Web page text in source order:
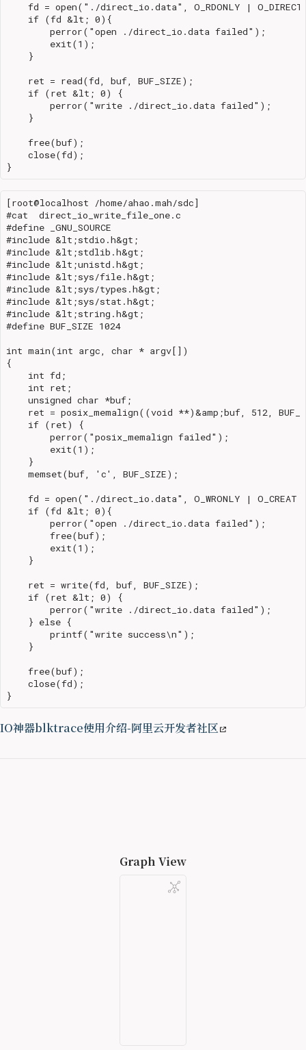
fd = open("./direct_io.data", O_RDONLY |
    if (fd &lt; 0){
        perror("open ./direct_io.data failed");
        exit(1);
    }
    ret = read(fd, buf, BUF_SIZE);
    if (ret &lt; 0) {
        perror("write ./direct_io.data failed");
    }
    free(buf);
    close(fd);
[root@localhost /home/ahao.mah/sdc]
#cat  direct_io_write_file_one.c
#define _GNU_SOURCE
#include &lt;stdio.h&gt;
#include &lt;stdlib.h&gt;
#include &lt;unistd.h&gt;
#include &lt;sys/file.h&gt;
#include &lt;sys/types.h&gt;
#include &lt;sys/stat.h&gt;
#include &lt;string.h&gt;
#define BUF_SIZE 1024
int main(int argc, char * argv[])
{
    int fd;
    int ret;
    unsigned char *buf;
ret = posix_memalign((void **)&amp;buf, 512,
    if (ret) {
        perror("posix_memalign failed");
        exit(1);
    }
    memset(buf, 'c', BUF_SIZE);
fd = open("./direct_io.data", O_WRONLY | O_CREAT
    if (fd &lt; 0){
        perror("open ./direct_io.data failed");
        free(buf);
        exit(1);
    }
    ret = write(fd, buf, BUF_SIZE);
    if (ret &lt; 0) {
        perror("write ./direct_io.data failed");
    } else {
        printf("write success\n");
    }
    free(buf);
    close(fd);
IO神器blktrace使用介绍-阿里云开发者社区
Graph View